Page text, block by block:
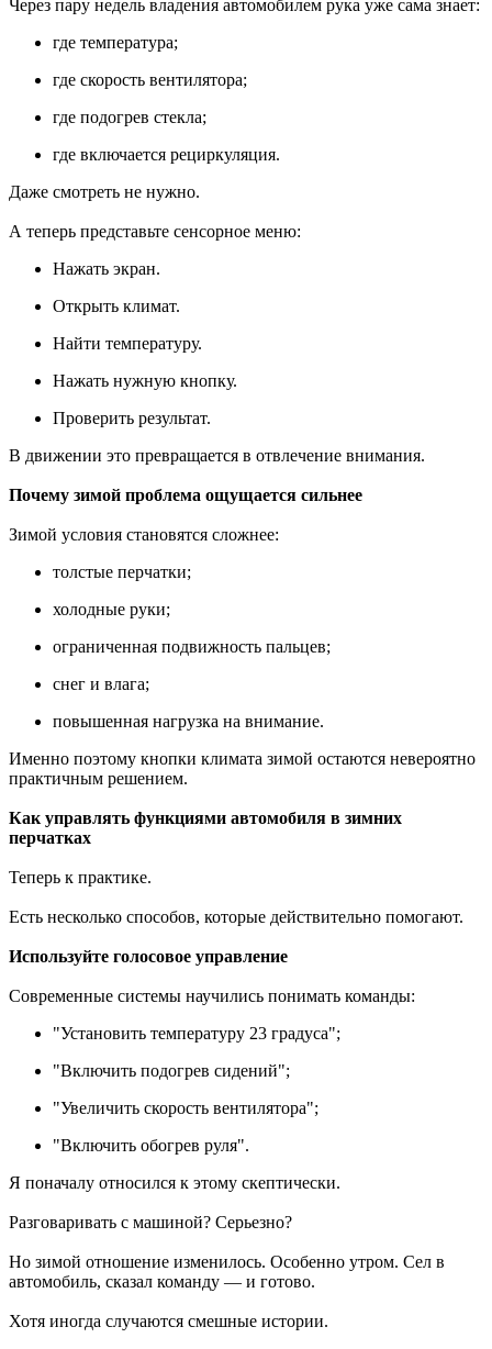
Через пару недель владения автомобилем рука уже сама знает:
где температура;
где скорость вентилятора;
где подогрев стекла;
где включается рециркуляция.
Даже смотреть не нужно.
А теперь представьте сенсорное меню:
Нажать экран.
Открыть климат.
Найти температуру.
Нажать нужную кнопку.
Проверить результат.
В движении это превращается в отвлечение внимания.
Почему зимой проблема ощущается сильнее
Зимой условия становятся сложнее:
толстые перчатки;
холодные руки;
ограниченная подвижность пальцев;
снег и влага;
повышенная нагрузка на внимание.
Именно поэтому кнопки климата зимой остаются невероятно
практичным решением.
Как управлять функциями автомобиля в зимних
перчатках
Теперь к практике.
Есть несколько способов, которые действительно помогают.
Используйте голосовое управление
Современные системы научились понимать команды:
"Установить температуру 23 градуса";
"Включить подогрев сидений";
"Увеличить скорость вентилятора";
"Включить обогрев руля".
Я поначалу относился к этому скептически.
Разговаривать с машиной? Серьезно?
Но зимой отношение изменилось. Особенно утром. Сел в
автомобиль, сказал команду — и готово.
Хотя иногда случаются смешные истории.